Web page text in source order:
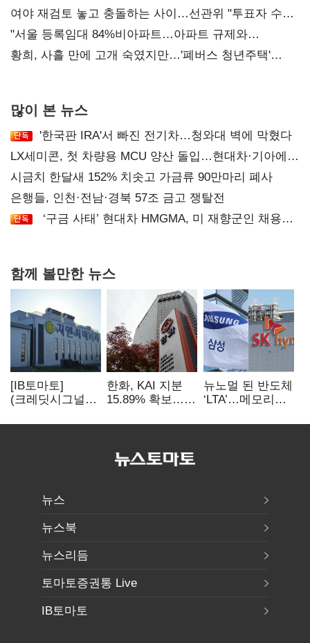
'안갯속'
여야 재검토 놓고 충돌하는 사이…선관위 "투표자 수
오차 당연"
"서울 등록임대 84%비아파트…아파트 규제와
달리해야"
황희, 사흘 만에 고개 숙였지만…'폐버스 청년주택'
많이 본 뉴스
'한국판 IRA'서 빠진 전기차…청와대 벽에 막혔다
LX세미콘, 첫 차량용 MCU 양산 돌입…현대차·기아에
공급
시금치 한달새 152% 치솟고 가금류 90만마리 폐사
은행들, 인천·전남·경북 57조 금고 쟁탈전
‘구금 사태’ 현대차 HMGMA, 미 재향군인 채용
함께 볼만한 뉴스
[IB토마토]
(크레딧시그널)
데이터센터 타고
한화, KAI 지분
15.89% 확보…
신청 예정
뉴노멀 된 반도체
‘LTA’…메모리
54조 선불 계약
뉴스
뉴스북
뉴스리듬
토마토증권통 Live
IB토마토